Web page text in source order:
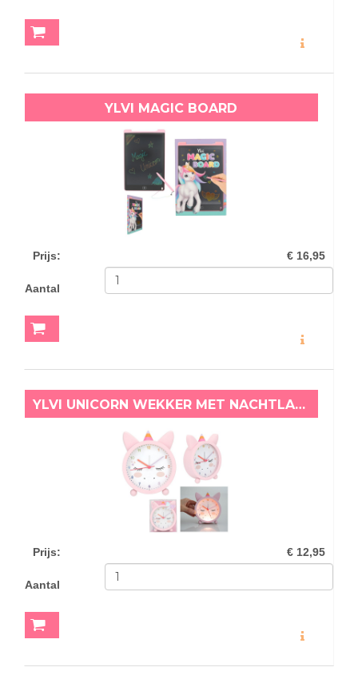
YLVI MAGIC BOARD
Prijs: € 16,95
Aantal
YLVI UNICORN WEKKER MET NACHTLAMPJE ROZE
Prijs: € 12,95
Aantal